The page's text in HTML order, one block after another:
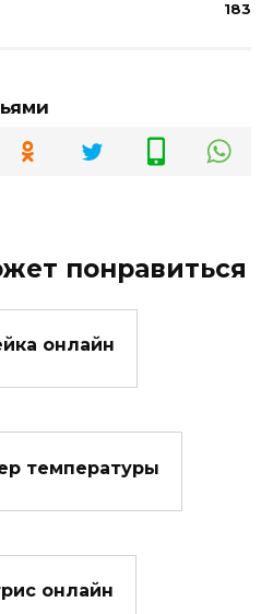
183
понравиться
онлайн
температуры
онлайн